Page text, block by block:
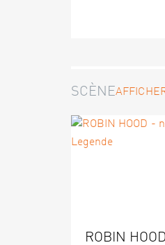
SCÈNE
ROBIN